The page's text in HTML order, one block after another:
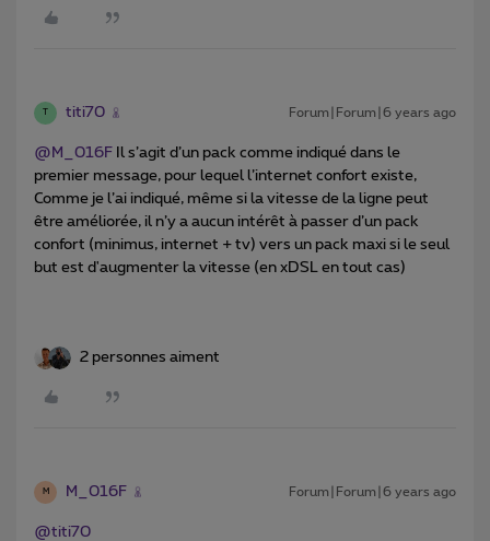
titi70 Forum|Forum|6 years ago
@M_016F Il s’agit d’un pack comme indiqué dans le
premier message, pour lequel l’internet confort existe,
Comme je l’ai indiqué, même si la vitesse de la ligne peut
être améliorée, il n’y a aucun intérêt à passer d’un pack
confort (minimus, internet + tv) vers un pack maxi si le seul
but est d'augmenter la vitesse (en xDSL en tout cas)
2 personnes aiment
M M_016F Forum|Forum|6 years ago
@titi70